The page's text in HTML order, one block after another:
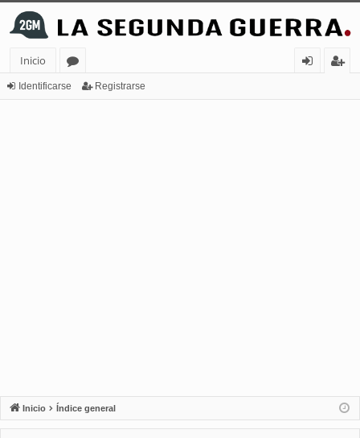
Inicio
or
Identificarse Registrarse
Inicio Índice general